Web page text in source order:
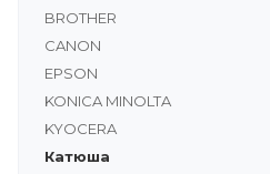
BROTHER
CANON
EPSON
KONICA MINOLTA
KYOCERA
Катюша